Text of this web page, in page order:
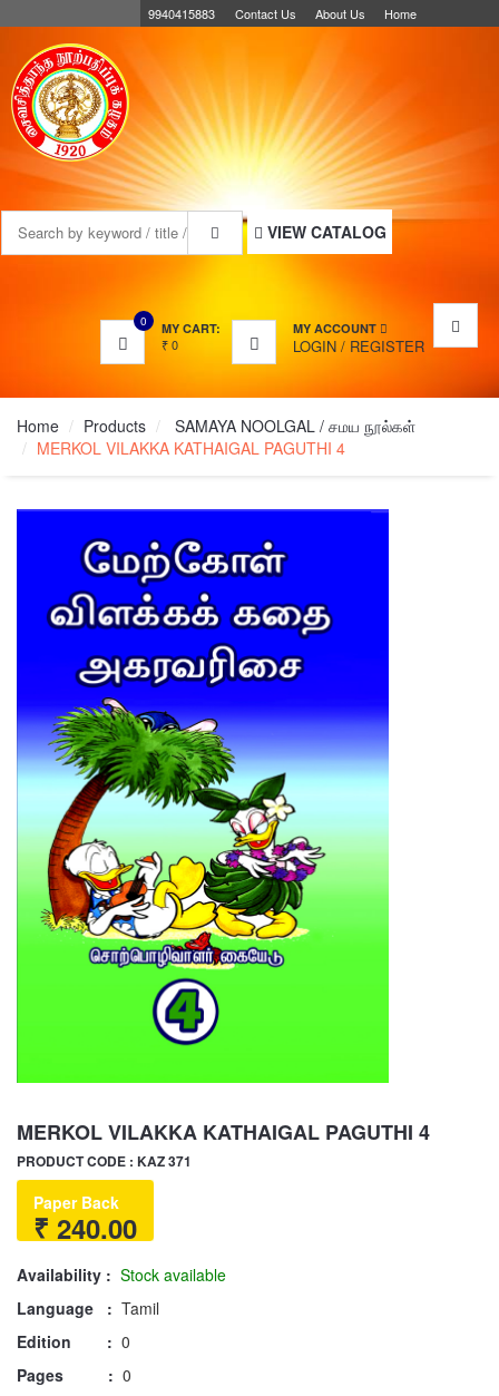
9940415883 Contact Us About Us Home
VIEW CATALOG
0 MY CART:
₹0
MY ACCOUNT
LOGIN / REGISTER
MENU
Home Products
SAMAYA NOOLGAL / சமய நூல்கள்
MERKOL VILAKKA KATHAIGAL PAGUTHI 4
MERKOL VILAKKA KATHAIGAL PAGUTHI 4
PRODUCT CODE : KAZ 371
Paper Back
₹ 240.00
Availability : Stock available
Language : Tamil
Edition : 0
Pages : 0